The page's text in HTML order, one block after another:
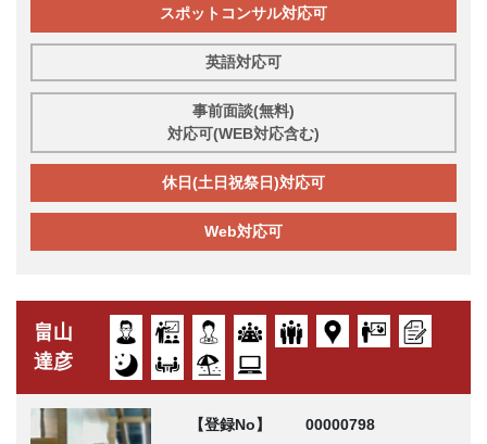
スポットコンサル対応可
英語対応可
事前面談(無料)
対応可(WEB対応含む)
休日(土日祝祭日)対応可
Web対応可
畠山
達彦
【登録No】
00000798